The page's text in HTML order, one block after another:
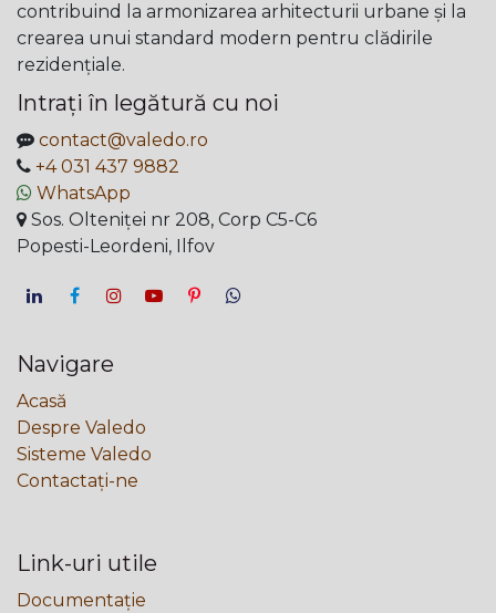
contribuind la armonizarea arhitecturii urbane și la
crearea unui standard modern pentru clădirile
rezidențiale.
Intrați în legătură cu noi
contact@valedo.ro
+4 031 437 9882
WhatsApp
Sos. Olteniței nr 208, Corp C5-C6
Popesti-Leordeni, Ilfov
Navigare
Acasă
Despre Valedo
Sisteme Valedo
Contactați-ne
Link-uri utile
Documentație